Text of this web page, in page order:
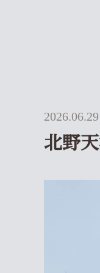
2026.06.29
北野